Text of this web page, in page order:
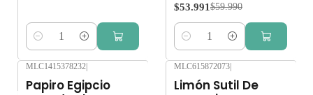
Cantidad
$53.991 $59.990
Cantidad
MLC1415378232
Papiro Egipcio
MLC615872073
Limón Sutil De